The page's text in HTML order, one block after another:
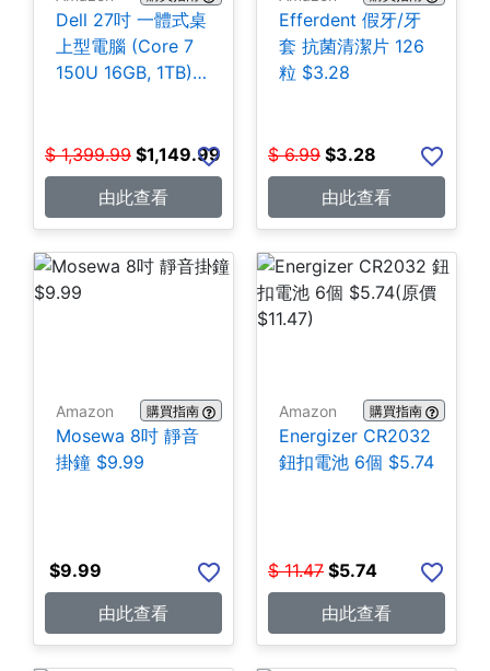
Dell 27吋 一體式桌
上型電腦 (Core 7
150U 16GB, 1TB)
$ 1,399.99 $1,149.99
由此查看
Efferdent 假牙/牙
套 抗菌清潔片 126
粒 $3.28
$ 6.99 $3.28
由此查看
Amazon 購買指南
Mosewa 8吋 靜音
掛鐘 $9.99
$9.99
由此查看
Amazon 購買指南
Energizer CR2032
鈕扣電池 6個 $5.74
$ 11.47 $5.74
由此查看